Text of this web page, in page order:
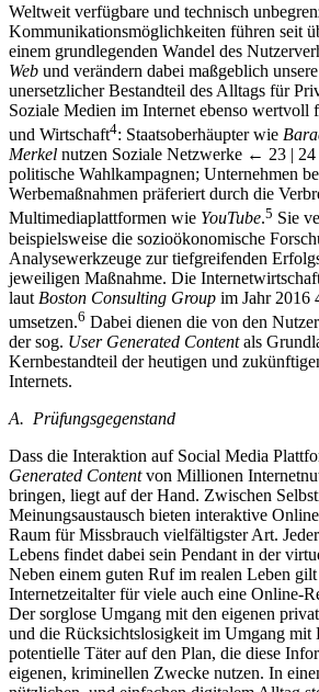
Weltweit verfügbare und technisch
Kommunikationsmöglichkeiten führen seit
einem grundlegenden Wandel des
Web und verändern dabei maßgeblich
unersetzlicher Bestandteil des Alltags für
Soziale Medien im Internet ebenso wertvoll
und Wirtschaft4: Staatsoberhäupter wie
Merkel nutzen Soziale Netzwerke ← 23 |
politische Wahlkampagnen; Unternehmen
Werbemaßnahmen präferiert durch die
Multimediaplattformen wie YouTube.5 Sie
beispielsweise die sozioökonomische
Analysewerkzeuge zur tiefgreifenden
jeweiligen Maßnahme. Die
laut Boston Consulting Group im Jahr 2016
umsetzen.6 Dabei dienen die von den
der sog. User Generated Contentals
Kernbestandteil der heutigen und
Internets.
A. Prüfungsgegenstand
Dass die Interaktion auf Social Media
Generated Contentvon Millionen
bringen, liegt auf der Hand. Zwischen
Meinungsaustausch bieten interaktive
Raum für Missbrauch vielfältigster Art.
Lebens findet dabei sein Pendant in der
Neben einem guten Ruf im realen Leben
Internetzeitalter für viele auch eine Online-
Der sorglose Umgang mit den eigenen
und die Rücksichtslosigkeit im Umgang mit
potentielle Täter auf den Plan, die diese
eigenen, kriminellen Zwecke nutzen. In